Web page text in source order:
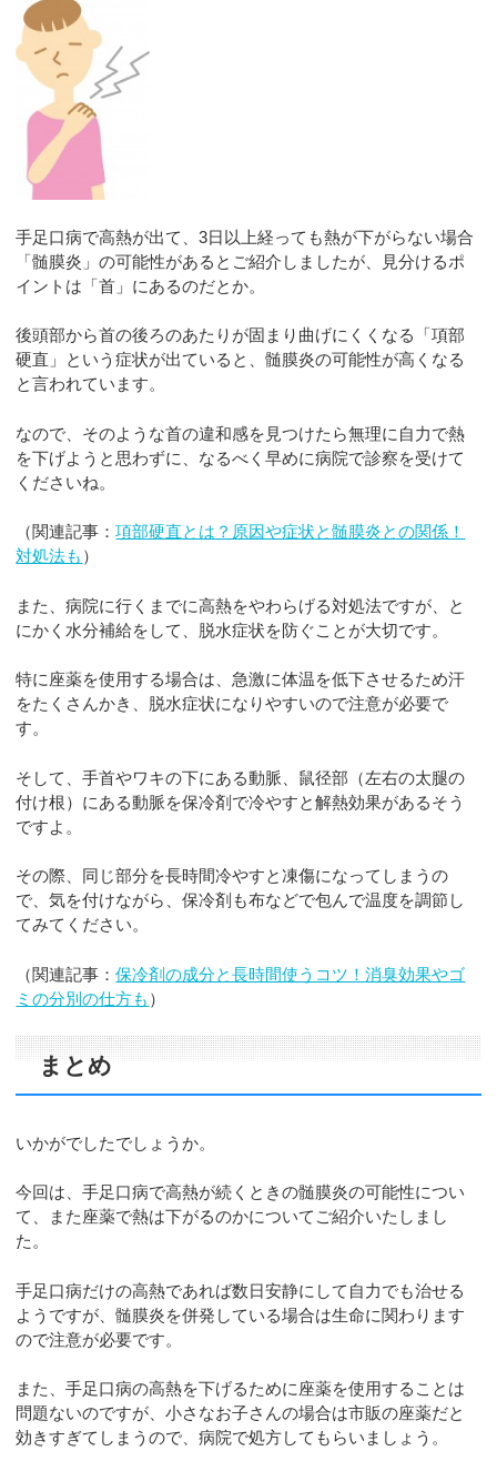
手足口病で高熱が出て、3日以上経っても熱が下がらない場合
「髄膜炎」の可能性があるとご紹介しましたが、見分けるポ
イントは「首」にあるのだとか。
後頭部から首の後ろのあたりが固まり曲げにくくなる「項部
硬直」という症状が出ていると、髄膜炎の可能性が高くなる
と言われています。
なので、そのような首の違和感を見つけたら無理に自力で熱
を下げようと思わずに、なるべく早めに病院で診察を受けて
くださいね。
（関連記事：項部硬直とは？原因や症状と髄膜炎との関係！
対処法も ）
また、病院に行くまでに高熱をやわらげる対処法ですが、と
にかく水分補給をして、脱水症状を防ぐことが大切です。
特に座薬を使用する場合は、急激に体温を低下させるため汗
をたくさんかき、脱水症状になりやすいので注意が必要で
す。
そして、手首やワキの下にある動脈、鼠径部（左右の太腿の
付け根）にある動脈を保冷剤で冷やすと解熱効果があるそう
ですよ。
その際、同じ部分を長時間冷やすと凍傷になってしまうの
で、気を付けながら、保冷剤も布などで包んで温度を調節し
てみてください。
（関連記事：保冷剤の成分と長時間使うコツ！消臭効果やゴ
ミの分別の仕方も ）
まとめ
いかがでしたでしょうか。
今回は、手足口病で高熱が続くときの髄膜炎の可能性につい
て、また座薬で熱は下がるのかについてご紹介いたしまし
た。
手足口病だけの高熱であれば数日安静にして自力でも治せる
ようですが、髄膜炎を併発している場合は生命に関わります
ので注意が必要です。
また、手足口病の高熱を下げるために座薬を使用することは
問題ないのですが、小さなお子さんの場合は市販の座薬だと
効きすぎてしまうので、病院で処方してもらいましょう。